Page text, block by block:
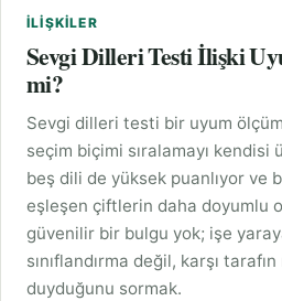
İLIŞKILER
Sevgi Dilleri Testi İlişki
mi?
Sevgi dilleri testi bir uyum
seçim biçimi sıralamayı kendisi
beş dili de yüksek puanlıyor ve
eşleşen çiftlerin daha doyumlu
güvenilir bir bulgu yok; işe
sınıflandırma değil, karşı
duyduğunu sormak.